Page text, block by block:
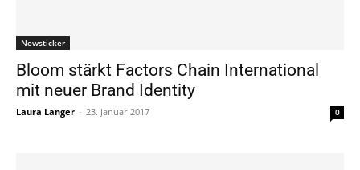
Newsticker
Bloom stärkt Factors Chain International
mit neuer Brand Identity
Laura Langer - 23. Januar 2017 0